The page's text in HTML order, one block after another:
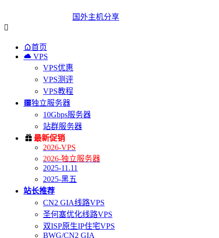
国外主机分享

首页
 VPS
VPS优惠
VPS测评
VPS教程
独立服务器
10Gbps服务器
站群服务器
 最新促销
2026-VPS
2026-独立服务器
2025-11.11
2025-黑五
站长推荐
CN2 GIA线路VPS
圣何塞优化线路VPS
双ISP原生IP住宅VPS
BWG/CN2 GIA